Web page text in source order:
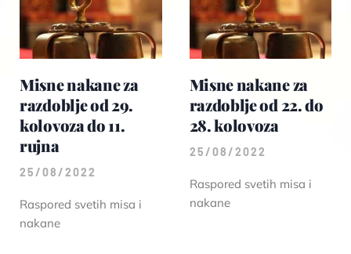
Misne nakane za
razdoblje od 29.
kolovoza do 11.
rujna
25/08/2022
Raspored svetih misa i
nakane
Misne nakane za
razdoblje od 22. do
28. kolovoza
25/08/2022
Raspored svetih misa i
nakane